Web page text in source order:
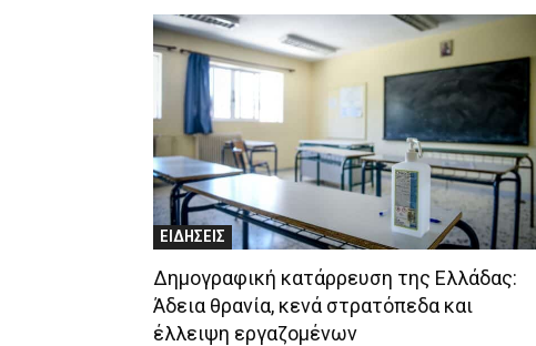
ΕΙΔΗΣΕΙΣ
Δημογραφική κατάρρευση της Ελλάδας:
Άδεια θρανία, κενά στρατόπεδα και
έλλειψη εργαζομένων